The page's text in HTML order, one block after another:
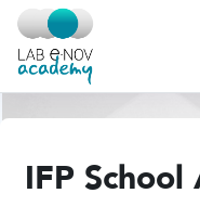
Salta al contenido principal
IFP School